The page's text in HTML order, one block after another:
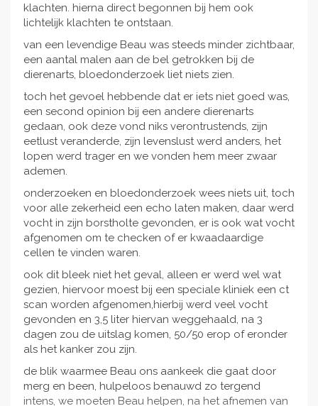
klachten. hierna direct begonnen bij hem ook
lichtelijk klachten te ontstaan.
van een levendige Beau was steeds minder zichtbaar,
een aantal malen aan de bel getrokken bij de
dierenarts, bloedonderzoek liet niets zien.
toch het gevoel hebbende dat er iets niet goed was,
een second opinion bij een andere dierenarts
gedaan, ook deze vond niks verontrustends, zijn
eetlust veranderde, zijn levenslust werd anders, het
lopen werd trager en we vonden hem meer zwaar
ademen.
onderzoeken en bloedonderzoek wees niets uit, toch
voor alle zekerheid een echo laten maken, daar werd
vocht in zijn borstholte gevonden, er is ook wat vocht
afgenomen om te checken of er kwaadaardige
cellen te vinden waren.
ook dit bleek niet het geval, alleen er werd wel wat
gezien, hiervoor moest bij een speciale kliniek een ct
scan worden afgenomen,hierbij werd veel vocht
gevonden en 3,5 liter hiervan weggehaald, na 3
dagen zou de uitslag komen, 50/50 erop of eronder
als het kanker zou zijn.
de blik waarmee Beau ons aankeek die gaat door
merg en been, hulpeloos benauwd zo tergend
intens, we moeten Beau helpen, na het afnemen van